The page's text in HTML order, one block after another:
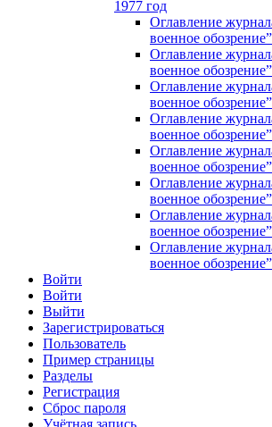
1977 год
Оглавление
военное
Оглавление
военное
Оглавление
военное
Оглавление
военное
Оглавление
военное
Оглавление
военное
Оглавление
военное
Оглавление
военное
Войти
Войти
Выйти
Зарегистрироваться
Пользователь
Пример страницы
Разделы
Регистрация
Сброс пароля
Учётная запись